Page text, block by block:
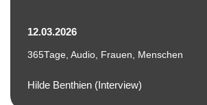
12.03.2026
365Tage Audio Frauen Menschen
Hilde Benthien (Interview)